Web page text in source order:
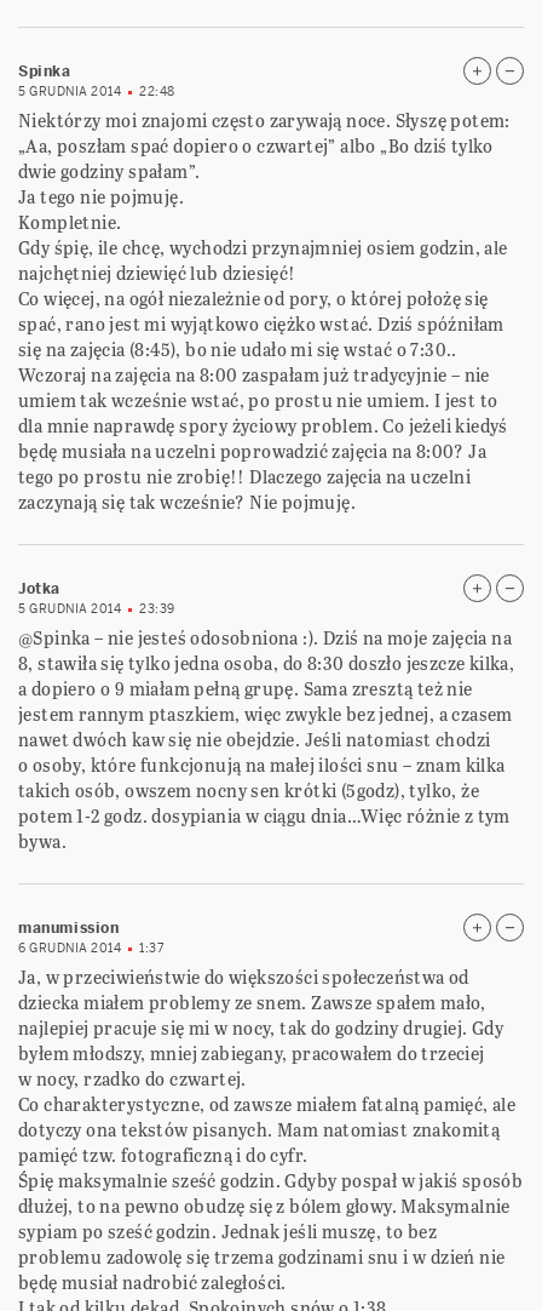
Spinka
5 GRUDNIA 2014 22:48
Niektórzy moi znajomi często zarywają noce. Słyszę potem:
„Aa, poszłam spać dopiero o czwartej” albo „Bo dziś tylko
dwie godziny spałam”.
Ja tego nie pojmuję.
Kompletnie.
Gdy śpię, ile chcę, wychodzi przynajmniej osiem godzin, ale
najchętniej dziewięć lub dziesięć!
Co więcej, na ogół niezależnie od pory, o której położę się
spać, rano jest mi wyjątkowo ciężko wstać. Dziś spóźniłam
się na zajęcia (8:45), bo nie udało mi się wstać o 7:30..
Wczoraj na zajęcia na 8:00 zaspałam już tradycyjnie – nie
umiem tak wcześnie wstać, po prostu nie umiem. I jest to
dla mnie naprawdę spory życiowy problem. Co jeżeli kiedyś
będę musiała na uczelni poprowadzić zajęcia na 8:00? Ja
tego po prostu nie zrobię!! Dlaczego zajęcia na uczelni
zaczynają się tak wcześnie? Nie pojmuję.
Jotka
5 GRUDNIA 2014 23:39
@Spinka – nie jesteś odosobniona :). Dziś na moje zajęcia na
8, stawiła się tylko jedna osoba, do 8:30 doszło jeszcze kilka,
a dopiero o 9 miałam pełną grupę. Sama zresztą też nie
jestem rannym ptaszkiem, więc zwykle bez jednej, a czasem
nawet dwóch kaw się nie obejdzie. Jeśli natomiast chodzi
o osoby, które funkcjonują na małej ilości snu – znam kilka
takich osób, owszem nocny sen krótki (5godz), tylko, że
potem 1-2 godz. dosypiania w ciągu dnia…Więc różnie z tym
bywa.
manumission
6 GRUDNIA 2014 1:37
Ja, w przeciwieństwie do większości społeczeństwa od
dziecka miałem problemy ze snem. Zawsze spałem mało,
najlepiej pracuje się mi w nocy, tak do godziny drugiej. Gdy
byłem młodszy, mniej zabiegany, pracowałem do trzeciej
w nocy, rzadko do czwartej.
Co charakterystyczne, od zawsze miałem fatalną pamięć, ale
dotyczy ona tekstów pisanych. Mam natomiast znakomitą
pamięć tzw. fotograficzną i do cyfr.
Śpię maksymalnie sześć godzin. Gdyby pospał w jakiś sposób
dłużej, to na pewno obudzę się z bólem głowy. Maksymalnie
sypiam po sześć godzin. Jednak jeśli muszę, to bez
problemu zadowolę się trzema godzinami snu i w dzień nie
będę musiał nadrobić zaległości.